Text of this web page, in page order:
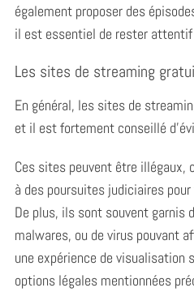
également proposer des
il est essentiel de rester
Les sites de streaming
En général, les sites de
et il est fortement conseillé
Ces sites peuvent être illégaux,
à des poursuites judiciaires
De plus, ils sont souvent garnis
malwares, ou de virus pouvant
une expérience de visualisation
options légales mentionnées